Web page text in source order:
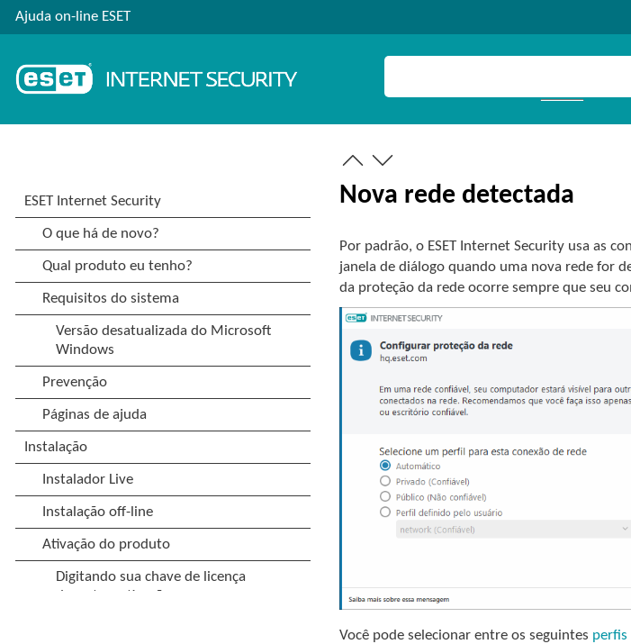
Ajuda on-line ESET
Nova rede detectada
Por padrão, o ESET Internet Security usa as
janela de diálogo quando uma nova rede for
da proteção da rede ocorre sempre que seu
Você pode selecionar entre os seguintes perfis